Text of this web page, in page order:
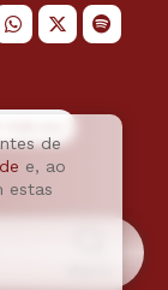
de
e, ao
estas